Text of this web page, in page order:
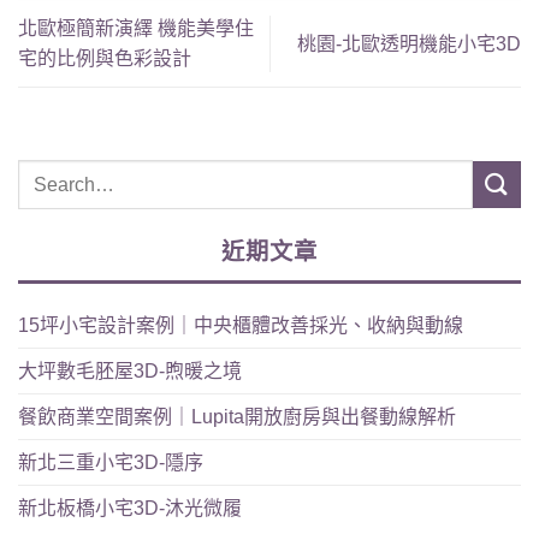
北歐極簡新演繹 機能美學住
宅的比例與色彩設計
桃園-北歐透明機能小宅3D
近期文章
15坪小宅設計案例｜中央櫃體改善採光、收納與動線
大坪數毛胚屋3D-煦暖之境
餐飲商業空間案例｜Lupita開放廚房與出餐動線解析
新北三重小宅3D-隱序
新北板橋小宅3D-沐光微履